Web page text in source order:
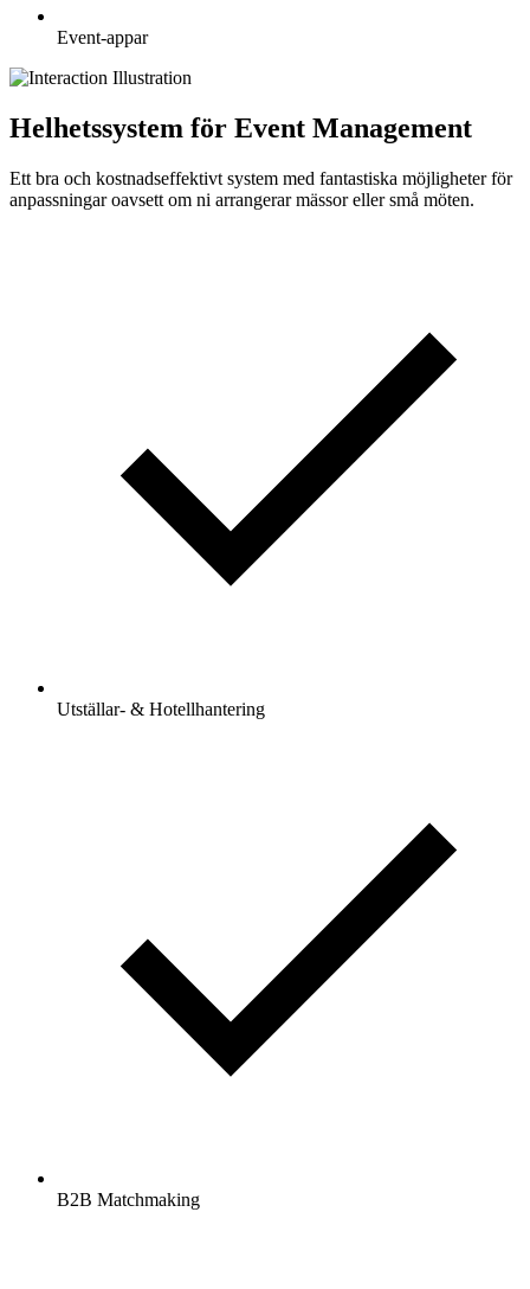
Event-appar
Helhetssystem för Event Management
Ett bra och kostnadseffektivt system med fantastiska möjligheter för
anpassningar oavsett om ni arrangerar mässor eller små möten.
Utställar- & Hotellhantering
B2B Matchmaking